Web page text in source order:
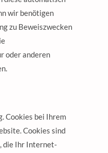
wir benötigen
zu Beweiszwecken
oder anderen
Cookies bei Ihrem
Cookies sind
die Ihr Internet-